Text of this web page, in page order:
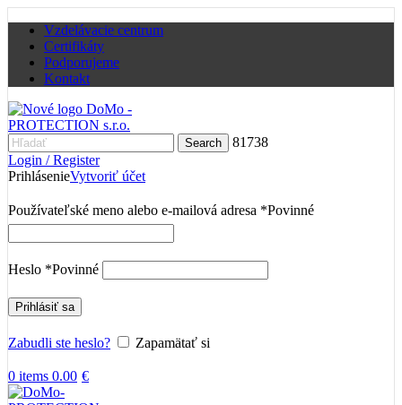
Vzdelávacie centrum
Certifikáty
Podporujeme
Kontakt
Search
81738
Login / Register
PrihlásenieVytvoriť účet
Používateľské meno alebo e-mailová adresa *Povinné
Heslo *Povinné
Prihlásiť sa
Zabudli ste heslo? Zapamätať si
0 items 0.00 €